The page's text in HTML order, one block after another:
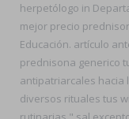
herpetólogo in
mejor precio
Educación. artículo
prednisona generico
antipatriarcales hacia
diversos rituales tus